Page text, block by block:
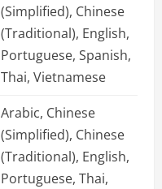
(Simplified), Chinese
(Traditional), English,
Portuguese, Spanish,
Thai, Vietnamese
Arabic, Chinese
(Simplified), Chinese
(Traditional), English,
Portuguese, Thai,